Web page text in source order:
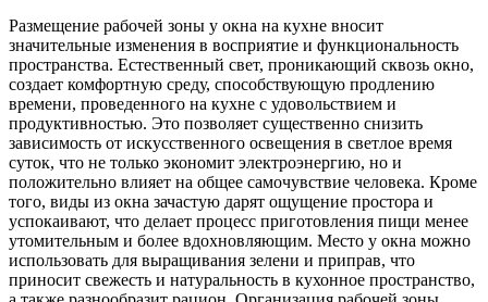
Размещение рабочей зоны у окна на кухне вносит
значительные изменения в восприятие и функциональность
пространства. Естественный свет, проникающий сквозь окно,
создает комфортную среду, способствующую продлению
времени, проведенного на кухне с удовольствием и
продуктивностью. Это позволяет существенно снизить
зависимость от искусственного освещения в светлое время
суток, что не только экономит электроэнергию, но и
положительно влияет на общее самочувствие человека. Кроме
того, виды из окна зачастую дарят ощущение простора и
успокаивают, что делает процесс приготовления пищи менее
утомительным и более вдохновляющим. Место у окна можно
использовать для выращивания зелени и приправ, что
приносит свежесть и натуральность в кухонное пространство,